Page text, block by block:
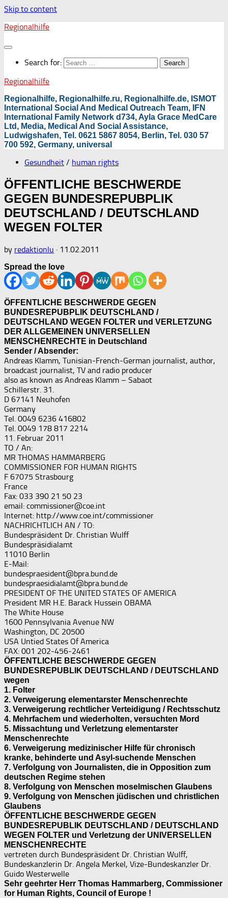
Skip to content
Regionalhilfe
Search for:
Regionalhilfe
Regionalhilfe, Regionalhilfe.ru, Regionalhilfe.de, ISMOT
International Social And Medical Outreach Team, IFN
International Family Network d734, Ayla Grace MedCare
Ltd, Media, Medical And Social Assistance,
Ludwigshafen, Tel. 0621 5867 8054, Berlin, Tel. 030 57
700 592, Germany, universal
Gesundheit / human rights
ÖFFENTLICHE BESCHWERDE
GEGEN BUNDESREPUBPLIK
DEUTSCHLAND / DEUTSCHLAND
WEGEN FOLTER
by redaktionlu · 11.02.2011
Spread the love
ÖFFENTLICHE BESCHWERDE GEGEN
BUNDESREPUBPLIK DEUTSCHLAND /
DEUTSCHLAND WEGEN FOLTER und VERLETZUNG
DER ALLGEMEINEN UNIVERSELLEN
MENSCHENRECHTE in Deutschland
Sender / Absender:
Andreas Klamm, Tunisian-French-German journalist, author,
broadcast journalist, TV and radio producer
also as known as Andreas Klamm – Sabaot
Schillerstr. 31.
D 67141 Neuhofen
Germany
Tel. 0049 6236 416802
Tel. 0049 178 817 2214
11. Februar 2011
TO / An:
MR THOMAS HAMMARBERG
COMMISSIONER FOR HUMAN RIGHTS
F 67075 Strasbourg
France
Fax: 033 390 21 50 23
email: commissioner@coe.int
Internet: http://www.coe.int/commissioner
NACHRICHTLICH AN / TO:
Bundespräsident Dr. Christian Wulff
Bundespräsidialamt
11010 Berlin
E-Mail:
bundespraesident@bpra.bund.de
bundespraesidialamt@bpra.bund.de
PRESIDENT OF THE UNITED STATES OF AMERICA
President MR H.E. Barack Hussein OBAMA
The White House
1600 Pennsylvania Avenue NW
Washington, DC 20500
USA Untied States Of America
FAX: 001 202-456-2461
ÖFFENTLICHE BESCHWERDE GEGEN
BUNDESREPUBLIK DEUTSCHLAND / DEUTSCHLAND
wegen
1. Folter
2. Verweigerung elementarster Menschenrechte
3. Verweigerung rechtlicher Verteidigung / Rechtsschutz
4. Mehrfachem und wiederholten, versuchten Mord
5. Missachtung und Verletzung elementarster
Menschenrechte
6. Verweigerung medizinischer Hilfe für chronisch
kranke, behinderte und Asyl-suchende Menschen
7. Verfolgung von Journalisten, die in Opposition zum
deutschen Regime stehen
8. Verfolgung von Menschen moselmischen Glaubens
9. Verfolgung von Menschen jüdischen und christlichen
Glaubens
ÖFFENTLICHE BESCHWERDE GEGEN
BUNDESREPUBLIK DEUTSCHLAND / DEUTSCHLAND
WEGEN FOLTER und Verletzung der UNIVERSELLEN
MENSCHENRECHTE
vertreten durch Bundespräsident Dr. Christian Wulff,
Bundeskanzlerin Dr. Angela Merkel, Vize-Bundeskanzler Dr.
Guido Westerwelle
Sehr geehrter Herr Thomas Hammarberg, Commissioner
for Human Rights, Council of Europe !